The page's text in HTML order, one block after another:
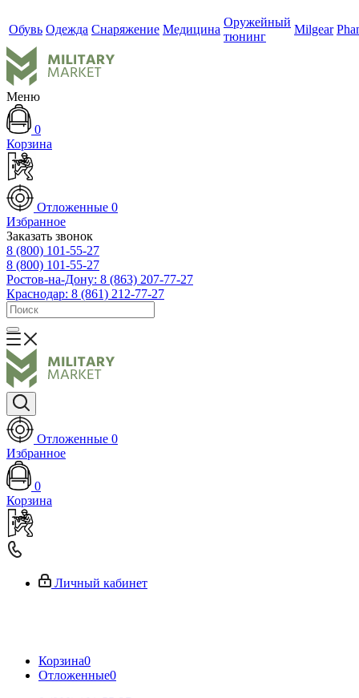
Обувь Одежда Снаряжение Медицина
Оружейный
тюнинг
Milgear
Меню
0
Корзина
Отложенные 0
Избранное
Заказать звонок
8 (800) 101-55-27
8 (800) 101-55-27
Ростов-на-Дону: 8 (863) 207-77-27
Краснодар: 8 (861) 212-77-27
Отложенные 0
Избранное
0
Корзина
Личный кабинет
Корзина0
Отложенные0